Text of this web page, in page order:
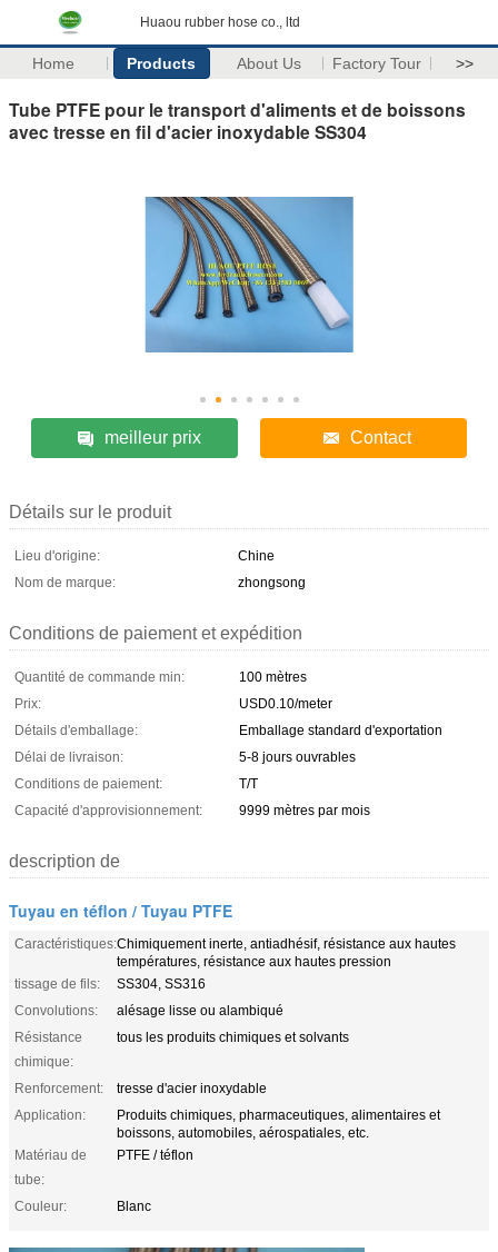
Huaou rubber hose co., ltd
Home Products About Us Factory Tour >>
Tube PTFE pour le transport d'aliments et de boissons
avec tresse en fil d'acier inoxydable SS304
meilleur prix Contact
Détails sur le produit
Lieu d'origine:
Chine
Nom de marque:
zhongsong
Conditions de paiement et expédition
Quantité de commande min:
100 mètres
Prix:
USD0.10/meter
Détails d'emballage:
Emballage standard d'exportation
Délai de livraison:
5-8 jours ouvrables
Conditions de paiement:
T/T
Capacité d'approvisionnement:
9999 mètres par mois
description de
Tuyau en téflon / Tuyau PTFE
Caractéristiques:Chimiquement inerte, antiadhésif, résistance aux hautes
températures, résistance aux hautes pression
tissage de fils:
SS304, SS316
Convolutions:
alésage lisse ou alambiqué
Résistance
chimique:
tous les produits chimiques et solvants
Renforcement:
tresse d'acier inoxydable
Application:
Produits chimiques, pharmaceutiques, alimentaires et
boissons, automobiles, aérospatiales, etc.
Matériau de
tube:
PTFE / téflon
Couleur: Blanc